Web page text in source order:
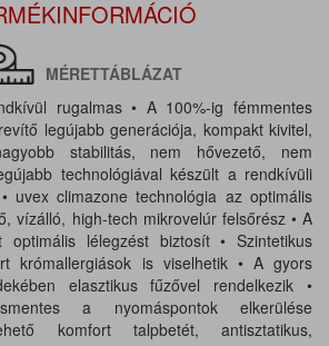
MÉRETTÁBLÁZAT
rugalmas • A 100%-ig fémmentes
legújabb generációja, kompakt kivitel,
stabilitás, nem hővezető, nem
technológiával készült a rendkívüli
uvex climazone technológia az optimális
vízálló, high-tech mikrovelúr felsőrész • A
optimális lélegzést biztosít • Szintetikus
krómallergiások is viselhetik • A gyors
elasztikus fűzővel rendelkezik •
a nyomáspontok elkerülése
komfort talpbetét, antisztatikus,